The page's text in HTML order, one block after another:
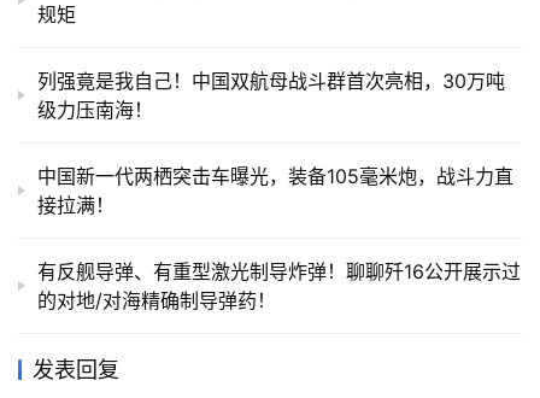
规矩
列强竟是我自己！中国双航母战斗群首次亮相，30万吨
级力压南海！
中国新一代两栖突击车曝光，装备105毫米炮，战斗力直
接拉满！
有反舰导弹、有重型激光制导炸弹！聊聊歼16公开展示过
的对地/对海精确制导弹药！
发表回复